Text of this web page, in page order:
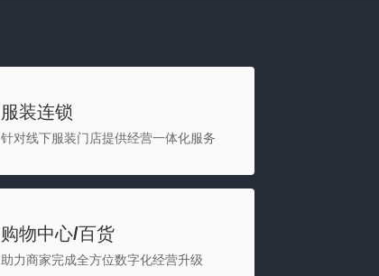
服装连锁
针对线下服装门店提供经营一体化服务
购物中心/百货
助力商家完成全方位数字化经营升级